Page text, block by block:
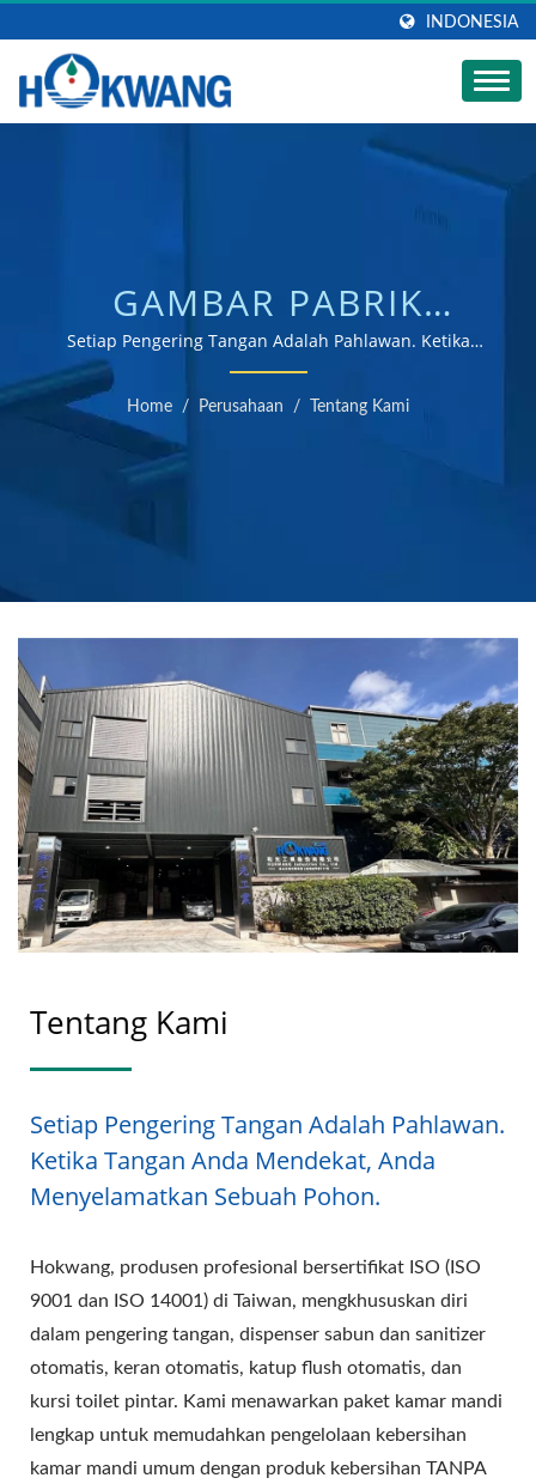
INDONESIA
GAMBAR PABRIK
PENGERING TANGAN
'HOKWANG'
INDUSTRIES CO LTD |
PRODUSEN DISPENSER
SABUN KOMERSIAL
OTOMATIS | HOKWANG
Setiap Pengering Tangan Adalah Pahlawan. Ketika
Tangan Anda Mendekat, Anda Menyelamatkan Sebuah
Pohon. | Produsen pengering tangan dan dispenser
sabun bersertifikat ISO 9001 & 14001
Home / Perusahaan / Tentang Kami
Tentang Kami
Setiap Pengering Tangan Adalah Pahlawan.
Ketika Tangan Anda Mendekat, Anda
Menyelamatkan Sebuah Pohon.
Hokwang, produsen profesional bersertifikat ISO (ISO
9001 dan ISO 14001) di Taiwan, mengkhususkan diri
dalam pengering tangan, dispenser sabun dan sanitizer
otomatis, keran otomatis, katup flush otomatis, dan
kursi toilet pintar. Kami menawarkan paket kamar mandi
lengkap untuk memudahkan pengelolaan kebersihan
kamar mandi umum dengan produk kebersihan TANPA